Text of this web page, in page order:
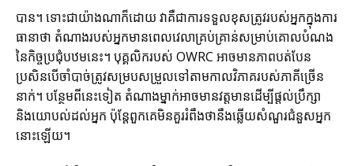
បាន។ ទោះជាយ៉ាងណាក៏ដោយ វាគឺជាការទទួលខុសត្រូវរបស់អ្នកក្នុងការ
ធានាថា តំណាងរបស់អ្នកមានពេលវេលាគ្រប់គ្រាន់សម្រាប់គោលបំណង
នៃកិច្ចប្រជុំបឋមនេះ។ បុគ្គលិករបស់ OWRC អាចមានភាពបត់បែន
ប្រសិនបើចាំបាច់ត្រូវសម្របសម្រួលទៅតាមកាលវិភាគរបស់ភាគីច្រើន
នាក់។ បន្ថែមពីនេះទៀត តំណាងម្នាក់អាចមានវត្តមានដើម្បីផ្តល់ប្រឹក្សា
និងយោបល់ដល់អ្នក ប៉ុន្តែពួកគេមិនគួររំពឹងថានឹងឆ្លើយសំណួរជំនួសអ្នក
នោះឡើយ។